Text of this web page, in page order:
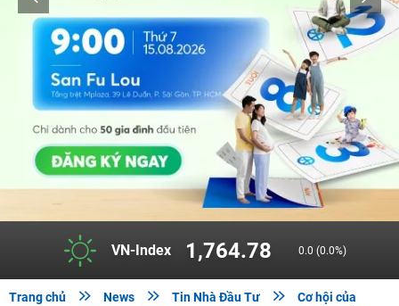
VN-Index 1,764.78 0.0 (0.0%)
Trang chủ  News  Tin Nhà Đầu Tư 
Cơ hội của